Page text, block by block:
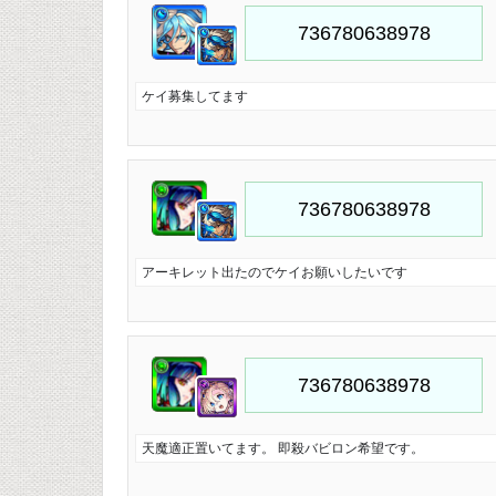
ケイ募集してます
アーキレット出たのでケイお願いしたいです
天魔適正置いてます。 即殺バビロン希望です。